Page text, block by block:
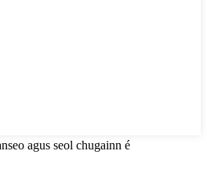
agus seol chugainn é